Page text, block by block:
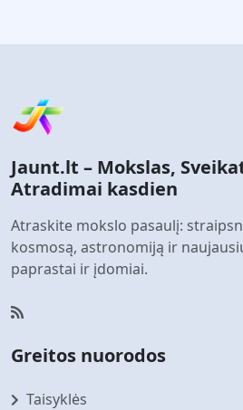
Jaunt.lt – Mokslas,
Atradimai kasdien
Atraskite mokslo pasaulį:
kosmosą, astronomiją ir
paprastai ir įdomiai.
Greitos nuorodos
Taisyklės